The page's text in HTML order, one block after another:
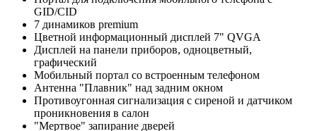
GID/CID
7 динамиков premium
Цветной информационный дисплей 7" QVGA
Дисплей на панели приборов, одноцветный,
графический
Мобильный портал со встроенным телефоном
Антенна "Плавник" над задним окном
Противоугонная сигнализация с сиреной и датчиком
проникновения в салон
"Мертвое" запирание дверей